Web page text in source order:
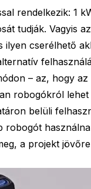
rendelkezik: 1
tudják. Vagyis
ilyen cserélhető
– az, hogy
robogókról
belüli
robogót
a projekt